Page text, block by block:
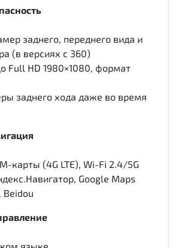
заднего, переднего вида и
(в версиях с 360)
Full HD 1980×1080, формат
заднего хода даже во время
карты (4G LTE), Wi-Fi 2.4/5G
Google Maps
Beidou